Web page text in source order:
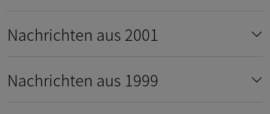
Nachrichten aus 2001
Nachrichten aus 1999